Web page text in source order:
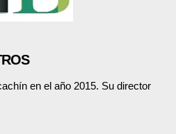
en el año 2015. Su director